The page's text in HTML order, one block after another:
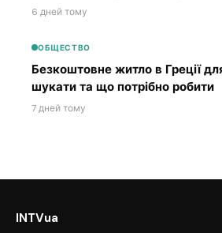
6 дней тому
ОБЩЕСТВО
Безкоштовне житло в Греції
шукати та що потрібно робити
7 дней тому
INTVua